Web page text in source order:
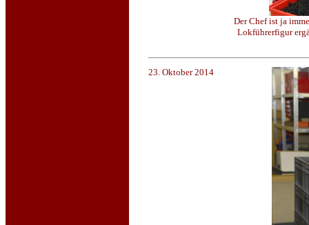
Der Chef ist ja
Lokführerfigur
23. Oktober 2014